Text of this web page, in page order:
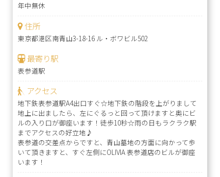
年中無休
住所
東京都港区南青山3-18-16 ル・ボワビル502
最寄り駅
表参道駅
アクセス
地下鉄表参道駅A4出口すぐ☆地下鉄の階段を上がりまして
地上に出ましたら、左にぐるっと回って頂けますと奥にビ
ルの入り口が御座います！徒歩10秒☆雨の日もラクラク駅
までアクセスの好立地♪
表参道の交差点からですと、青山墓地の方面に向かって歩
いて頂きますと、すぐ左側にOLIVIA 表参道店のビルが御座
います！